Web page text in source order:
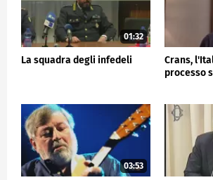
01:32
La squadra degli infedeli
Crans,
processo
03:53